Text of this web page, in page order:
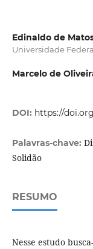
Edinaldo de
Universidade
Marcelo de
DOI: https://
Palavras-chave:
Solidão
RESUMO
Nesse estudo